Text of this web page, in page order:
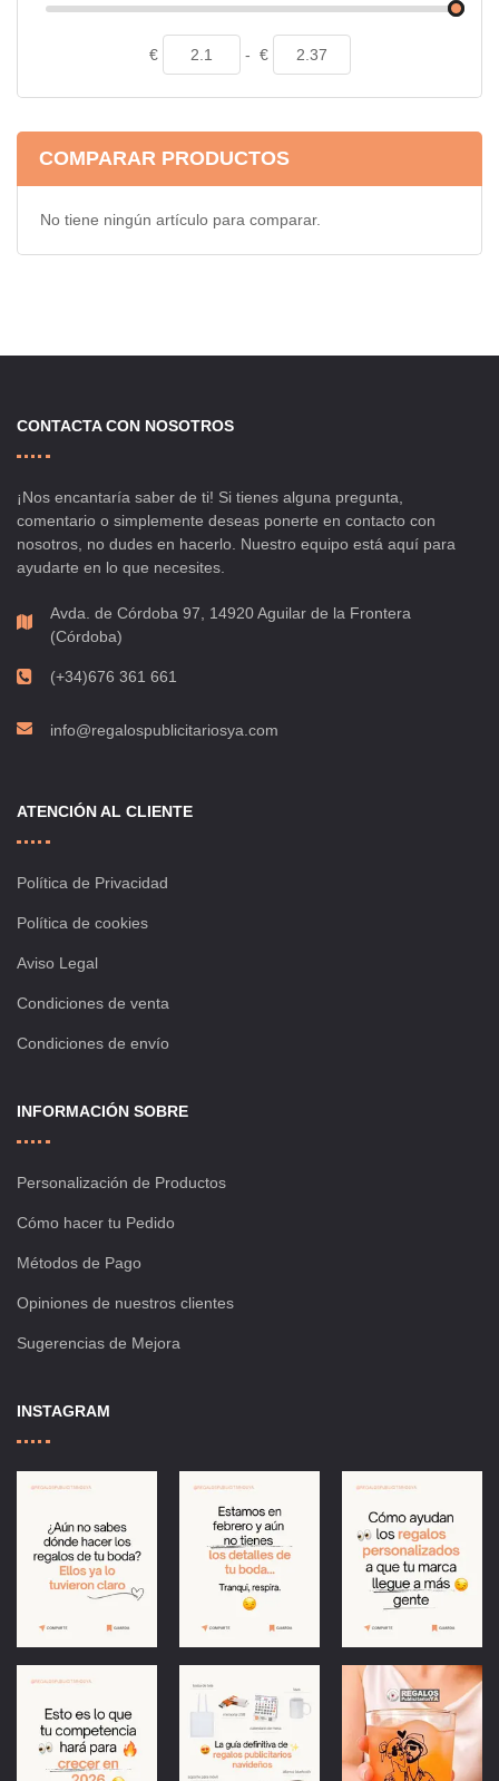
€ - €
COMPARAR PRODUCTOS
No tiene ningún artículo para comparar.
CONTACTA CON NOSOTROS
¡Nos encantaría saber de ti! Si tienes alguna pregunta,
comentario o simplemente deseas ponerte en contacto con
nosotros, no dudes en hacerlo. Nuestro equipo está aquí para
ayudarte en lo que necesites.
Avda. de Córdoba 97, 14920 Aguilar de la Frontera
(Córdoba)
(+34)676 361 661
info@regalospublicitariosya.com
ATENCIÓN AL CLIENTE
Política de Privacidad
Política de cookies
Aviso Legal
Condiciones de venta
Condiciones de envío
INFORMACIÓN SOBRE
Personalización de Productos
Cómo hacer tu Pedido
Métodos de Pago
Opiniones de nuestros clientes
Sugerencias de Mejora
INSTAGRAM